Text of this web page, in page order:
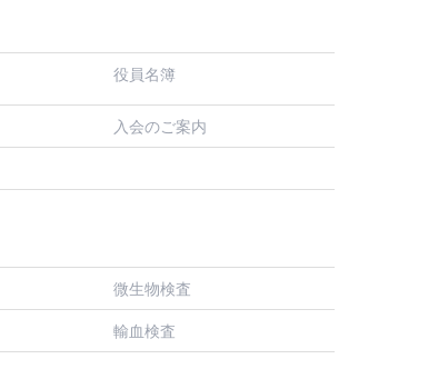
役員名簿
入会のご案内
微生物検査
輸血検査